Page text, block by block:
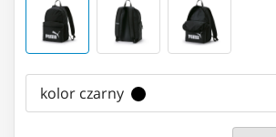
kolor czarny